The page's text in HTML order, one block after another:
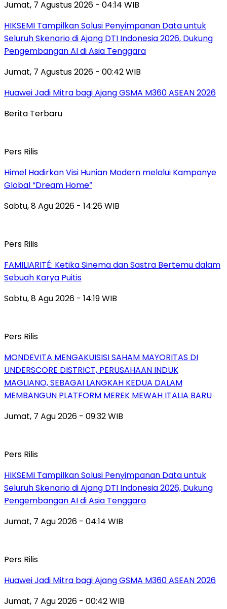
Jumat, 7 Agustus 2026 - 04:14 WIB
HIKSEMI Tampilkan Solusi Penyimpanan Data untuk
Seluruh Skenario di Ajang DTI Indonesia 2026, Dukung
Pengembangan AI di Asia Tenggara
Jumat, 7 Agustus 2026 - 00:42 WIB
Huawei Jadi Mitra bagi Ajang GSMA M360 ASEAN 2026
Berita Terbaru
Pers Rilis
Himel Hadirkan Visi Hunian Modern melalui Kampanye
Global “Dream Home”
Sabtu, 8 Agu 2026 - 14:26 WIB
Pers Rilis
FAMILIARITÉ: Ketika Sinema dan Sastra Bertemu dalam
Sebuah Karya Puitis
Sabtu, 8 Agu 2026 - 14:19 WIB
Pers Rilis
MONDEVITA MENGAKUISISI SAHAM MAYORITAS DI
UNDERSCORE DISTRICT, PERUSAHAAN INDUK
MAGLIANO, SEBAGAI LANGKAH KEDUA DALAM
MEMBANGUN PLATFORM MEREK MEWAH ITALIA BARU
Jumat, 7 Agu 2026 - 09:32 WIB
Pers Rilis
HIKSEMI Tampilkan Solusi Penyimpanan Data untuk
Seluruh Skenario di Ajang DTI Indonesia 2026, Dukung
Pengembangan AI di Asia Tenggara
Jumat, 7 Agu 2026 - 04:14 WIB
Pers Rilis
Huawei Jadi Mitra bagi Ajang GSMA M360 ASEAN 2026
Jumat, 7 Agu 2026 - 00:42 WIB